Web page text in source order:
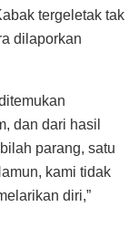
tergeletak tak
dilaporkan
dan dari hasil
parang, satu
kami tidak
diri,”